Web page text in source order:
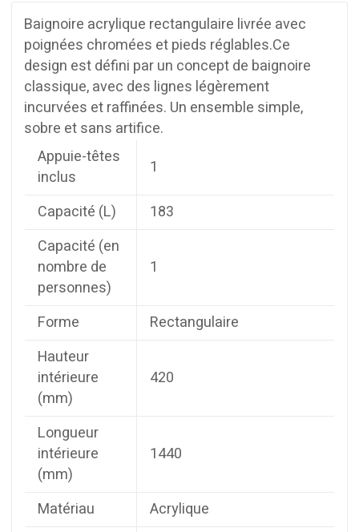
Baignoire acrylique rectangulaire livrée avec
poignées chromées et pieds réglables.Ce
design est défini par un concept de baignoire
classique, avec des lignes légèrement
incurvées et raffinées. Un ensemble simple,
sobre et sans artifice.
Appuie-têtes
inclus
1
Capacité (L)
183
Capacité (en
nombre de
personnes)
1
Forme
Rectangulaire
Hauteur
intérieure
(mm)
420
Longueur
intérieure
(mm)
1440
Matériau
Acrylique